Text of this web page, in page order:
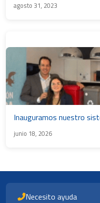
agosto 31, 2023
Inauguramos nuestro
junio 18, 2026
Necesito ayuda